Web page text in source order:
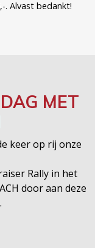
DAG MET
keer op rij onze
Rally in het
door aan deze